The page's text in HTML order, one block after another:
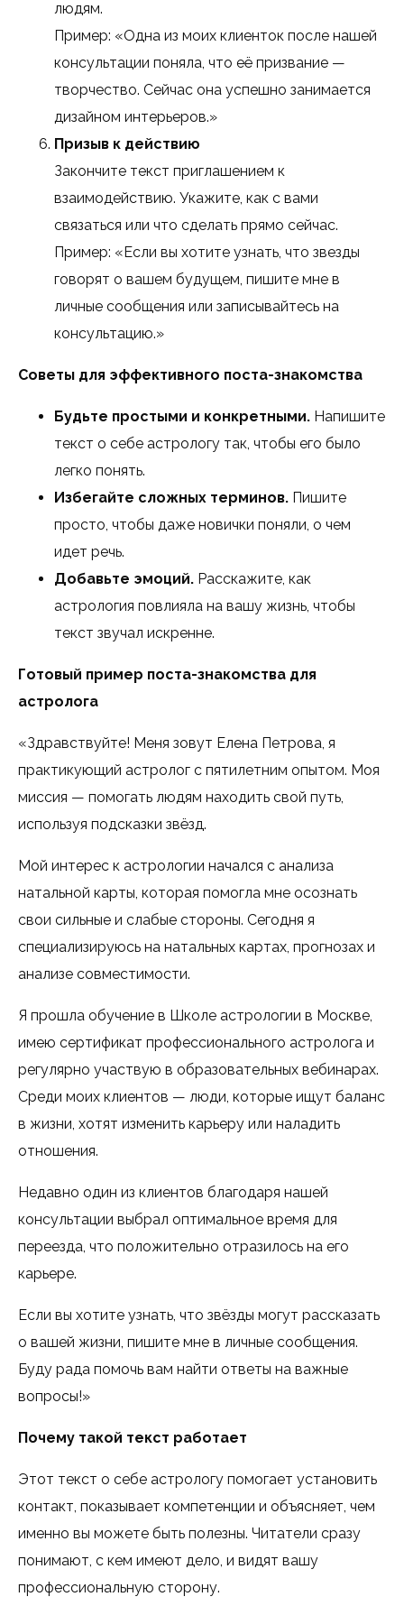
людям.
Пример: «Одна из моих клиенток после нашей
консультации поняла, что её призвание —
творчество. Сейчас она успешно занимается
дизайном интерьеров.»
Призыв к действию
Закончите текст приглашением к
взаимодействию. Укажите, как с вами
связаться или что сделать прямо сейчас.
Пример: «Если вы хотите узнать, что звезды
говорят о вашем будущем, пишите мне в
личные сообщения или записывайтесь на
консультацию.»
Советы для эффективного поста-знакомства
Будьте простыми и конкретными. Напишите
текст о себе астрологу так, чтобы его было
легко понять.
Избегайте сложных терминов. Пишите
просто, чтобы даже новички поняли, о чем
идет речь.
Добавьте эмоций. Расскажите, как
астрология повлияла на вашу жизнь, чтобы
текст звучал искренне.
Готовый пример поста-знакомства для
астролога
«Здравствуйте! Меня зовут Елена Петрова, я
практикующий астролог с пятилетним опытом. Моя
миссия — помогать людям находить свой путь,
используя подсказки звёзд.
Мой интерес к астрологии начался с анализа
натальной карты, которая помогла мне осознать
свои сильные и слабые стороны. Сегодня я
специализируюсь на натальных картах, прогнозах и
анализе совместимости.
Я прошла обучение в Школе астрологии в Москве,
имею сертификат профессионального астролога и
регулярно участвую в образовательных вебинарах.
Среди моих клиентов — люди, которые ищут баланс
в жизни, хотят изменить карьеру или наладить
отношения.
Недавно один из клиентов благодаря нашей
консультации выбрал оптимальное время для
переезда, что положительно отразилось на его
карьере.
Если вы хотите узнать, что звёзды могут рассказать
о вашей жизни, пишите мне в личные сообщения.
Буду рада помочь вам найти ответы на важные
вопросы!»
Почему такой текст работает
Этот текст о себе астрологу помогает установить
контакт, показывает компетенции и объясняет, чем
именно вы можете быть полезны. Читатели сразу
понимают, с кем имеют дело, и видят вашу
профессиональную сторону.